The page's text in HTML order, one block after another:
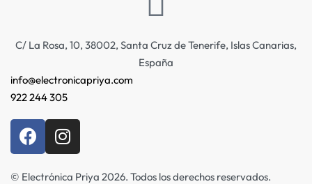
C/ La Rosa, 10, 38002, Santa Cruz de Tenerife, Islas Canarias,
España
info@electronicapriya.com
922 244 305
© Electrónica Priya 2026. Todos los derechos reservados.